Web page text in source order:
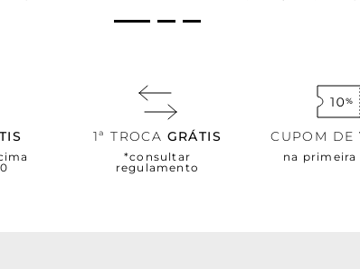
1ª TROCA GRÁTIS
*consultar
regulamento
CUPOM DE
na